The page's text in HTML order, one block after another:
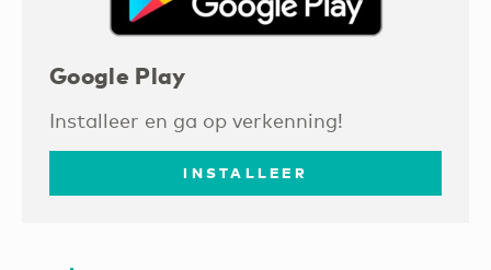
Google Play
Installeer en ga op verkenning!
INSTALLEER